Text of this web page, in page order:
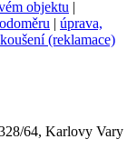
objektu |
| úprava,
(reklamace)
64, Karlovy Vary